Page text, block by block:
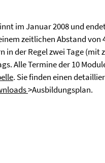
im Januar 2008 und
zeitlichen Abstand von
in der Regel zwei Tage
Alle Termine der 10
. Sie finden einen
>Ausbildungsplan.